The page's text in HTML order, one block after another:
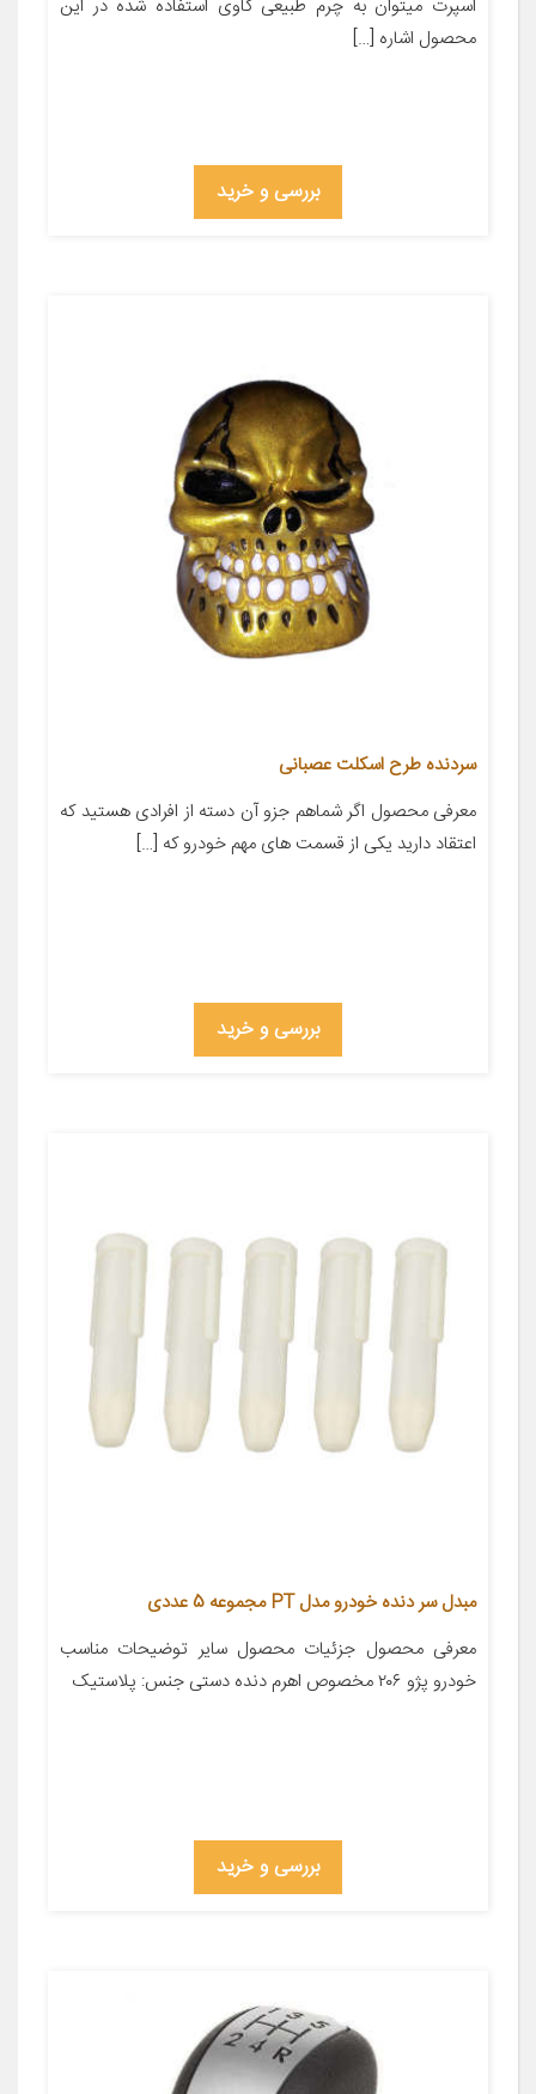
اسپرت میتوان به چرم طبیعی گاوی استفاده شده در این
محصول اشاره […]
بررسی و خرید
سردنده طرح اسکلت عصبانی
معرفی محصول اگر شماهم جزو آن دسته از افرادی هستید که
اعتقاد دارید یکی از قسمت های مهم خودرو که […]
بررسی و خرید
مبدل سر دنده خودرو مدل PT مجموعه 5 عددی
معرفی محصول جزئیات محصول سایر توضیحات مناسب
خودرو پژو ۲۰۶ مخصوص اهرم دنده دستی جنس: پلاستیک
بررسی و خرید